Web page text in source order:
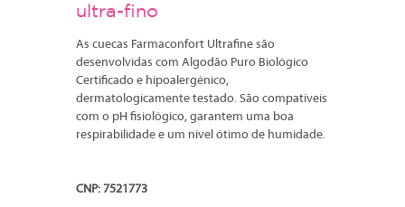
ultra-fino
As cuecas Farmaconfort Ultrafine são
desenvolvidas com Algodão Puro Biológico
Certificado e hipoalergénico,
dermatologicamente testado. São compatíveis
com o pH fisiológico, garantem uma boa
respirabilidade e um nível ótimo de humidade.
CNP: 7521773